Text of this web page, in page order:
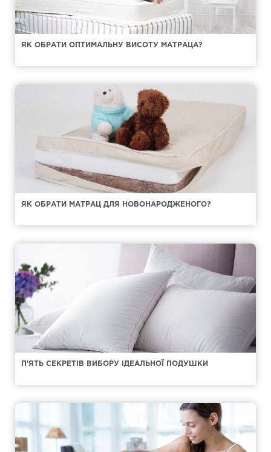
ЯК ОБРАТИ ОПТИМАЛЬНУ ВИСОТУ МАТРАЦА?
ЯК ОБРАТИ МАТРАЦ ДЛЯ НОВОНАРОДЖЕНОГО?
П'ЯТЬ СЕКРЕТІВ ВИБОРУ ІДЕАЛЬНОЇ ПОДУШКИ